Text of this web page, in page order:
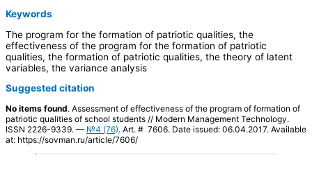
Keywords
The program for the formation of patriotic qualities, the
effectiveness of the program for the formation of patriotic
qualities, the formation of patriotic qualities, the theory of latent
variables, the variance analysis
Suggested citation
No items found. Assessment of effectiveness of the program of formation of
patriotic qualities of school students // Modern Management Technology.
ISSN 2226-9339. — №4 (76). Art. # 7606. Date issued: 06.04.2017. Available
at: https://sovman.ru/article/7606/